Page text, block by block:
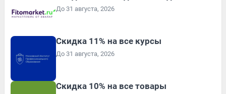
До 31 августа, 2026
Скидка 11% на все курсы
До 31 августа, 2026
Скидка 10% на все товары